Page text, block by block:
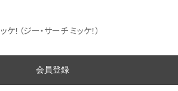
！ （ジー・サーチ ミッケ！）
会員登録